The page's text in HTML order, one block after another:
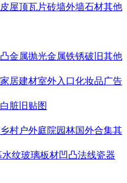
屋顶瓦片砖墙外墙石材其他
金属抛光金属铁锈破旧其他
家居建材室外入口化妆品广告
脏旧贴图
乡村户外庭院园林国外合集其
水纹玻璃板材凹凸法线瓷器